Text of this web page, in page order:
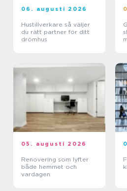
06. augusti 2026
Hustillverkare så väljer
du rätt partner för ditt
drömhus
05. augusti 2026
Renovering som lyfter
både hemmet och
vardagen